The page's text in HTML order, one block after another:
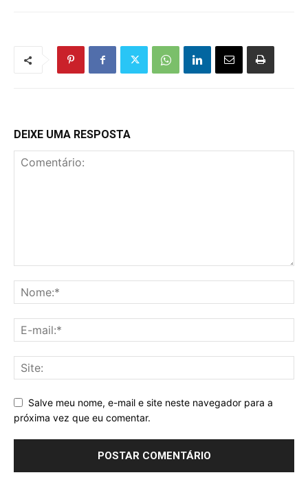
DEIXE UMA RESPOSTA
Salve meu nome, e-mail e site neste navegador para a
próxima vez que eu comentar.